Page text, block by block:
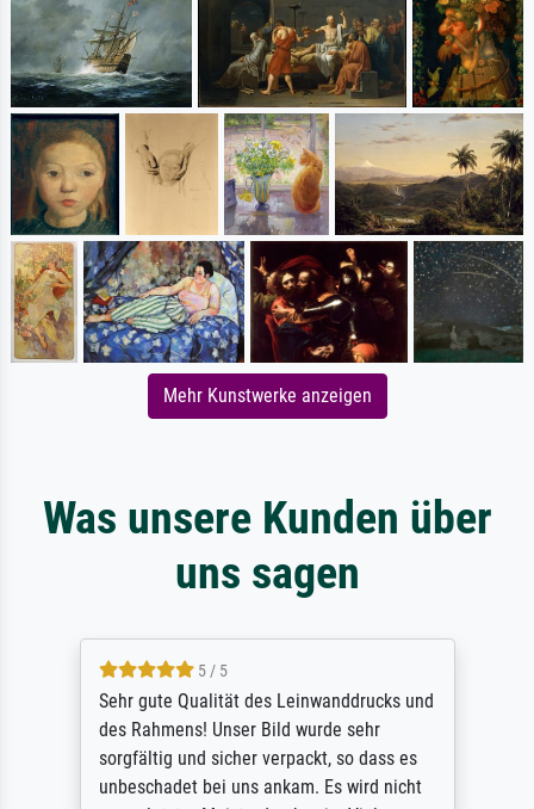
Mehr Kunstwerke anzeigen
Was unsere Kunden über
uns sagen
5 / 5
Sehr gute Qualität des Leinwanddrucks und
des Rahmens! Unser Bild wurde sehr
sorgfältig und sicher verpackt, so dass es
unbeschadet bei uns ankam. Es wird nicht